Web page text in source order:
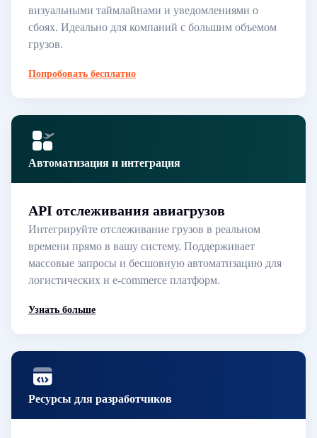
визуальными таймлайнами и уведомлениями о
сбоях. Идеально для компаний с большим объемом
грузов.
Попробовать бесплатно
Автоматизация и интеграция
API отслеживания авиагрузов
Интегрируйте отслеживание грузов в реальном
времени прямо в вашу систему. Поддерживает
массовые запросы и бесшовную автоматизацию для
логистических и e-commerce платформ.
Узнать больше
Ресурсы для разработчиков